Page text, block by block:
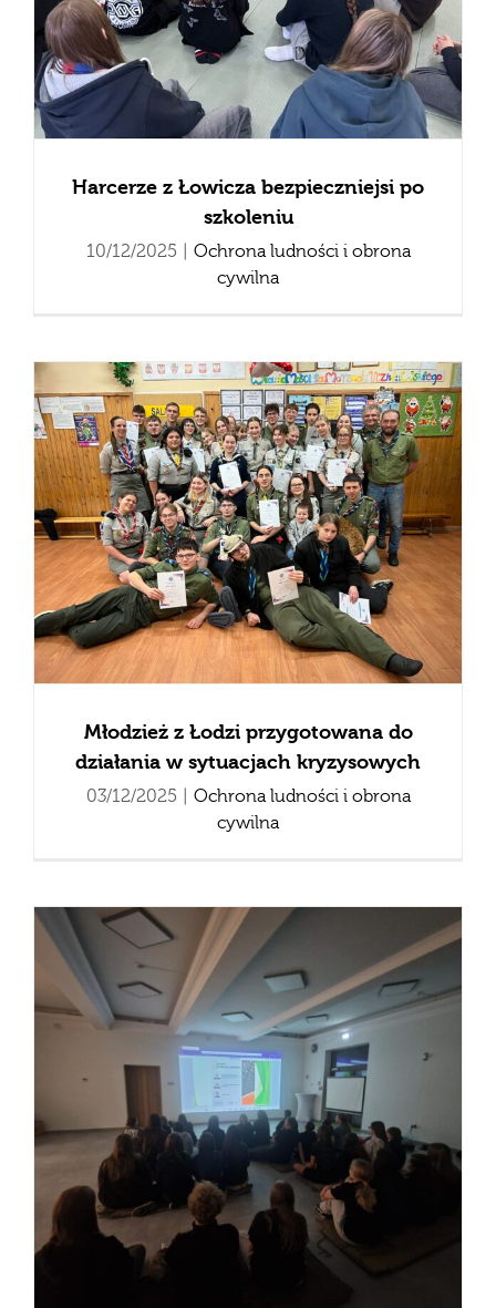
Harcerze z Łowicza bezpieczniejsi po
szkoleniu
10/12/2025
Ochrona ludności i obrona
cywilna
Młodzież z Łodzi przygotowana do
działania w sytuacjach kryzysowych
03/12/2025
Ochrona ludności i obrona
cywilna